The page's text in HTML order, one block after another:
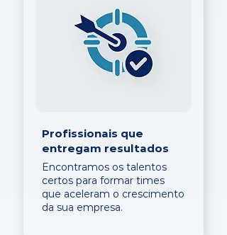
Profissionais que
entregam resultados
Encontramos os talentos
certos para formar times
que aceleram o crescimento
da sua empresa.